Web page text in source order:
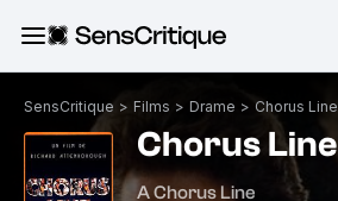
SensCritique > Films > Drame > Chorus Line
Chorus Line
A Chorus Line